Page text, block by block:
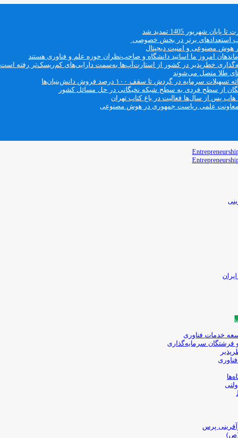
1405 تمدید شد
استعدادهای برتر در بخش خصوصی
امروز ما اساتید دانشگاه و صاحب‌نظران حوزه علم و فناوری هستند
خطرپذیر در کشور از استارت‌آپ‌ها به‌سمت دارایی‌های کم‌ریسک‌تر رفته است
طلا متصل می‌شوند
در گردش تا سقف ۱۰۰ درصد فروش دانش‌بنیان‌ها
از سطح فردی به سطح شبکه نخبگانی در حل مسائل کشور
پس از سال‌ها فعالیت در باغ کتاب تهران
معاونت علمی ریاست جمهوری در هوش مصنوعی
خدمات فناوری
فرشتگان‌ سرمایه‌گذاری
پرس
(ص)